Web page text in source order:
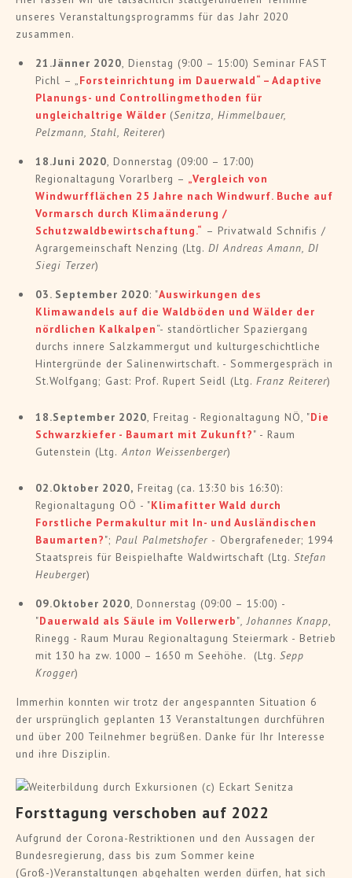
unseres Veranstaltungsprogramms für das Jahr 2020
zusammen.
21.Jänner 2020, Dienstag (9:00 – 15:00) Seminar FAST
Pichl – „Forsteinrichtung im Dauerwald“ – Adaptive
Planungs- und Controllingmethoden für
ungleichaltrige Wälder (Senitza, Himmelbauer,
Pelzmann, Stahl, Reiterer)
18.Juni 2020, Donnerstag (09:00 – 17:00)
Regionaltagung Vorarlberg – „Vergleich von
Windwurfflächen 25 Jahre nach Windwurf. Buche auf
Vormarsch durch Klimaänderung /
Schutzwaldbewirtschaftung.“ – Privatwald Schnifis /
Agrargemeinschaft Nenzing (Ltg. DI Andreas Amann, DI
Siegi Terzer)
03. September 2020: "Auswirkungen des
Klimawandels auf die Waldböden und Wälder der
nördlichen Kalkalpen“- standörtlicher Spaziergang
durchs innere Salzkammergut und kulturgeschichtliche
Hintergründe der Salinenwirtschaft. - Sommergespräch in
St.Wolfgang; Gast: Prof. Rupert Seidl (Ltg. Franz Reiterer)
18.September 2020, Freitag - Regionaltagung NÖ, "Die
Schwarzkiefer - Baumart mit Zukunft?" - Raum
Gutenstein (Ltg. Anton Weissenberger)
02.Oktober 2020, Freitag (ca. 13:30 bis 16:30):
Regionaltagung OÖ - "Klimafitter Wald durch
Forstliche Permakultur mit In- und Ausländischen
Baumarten?"; Paul Palmetshofer - Obergrafeneder; 1994
Staatspreis für Beispielhafte Waldwirtschaft (Ltg. Stefan
Heuberger)
09.Oktober 2020, Donnerstag (09:00 – 15:00) -
"Dauerwald als Säule im Vollerwerb", Johannes Knapp,
Rinegg - Raum Murau Regionaltagung Steiermark - Betrieb
mit 130 ha zw. 1000 – 1650 m Seehöhe. (Ltg. Sepp
Krogger)
Immerhin konnten wir trotz der angespannten Situation 6
der ursprünglich geplanten 13 Veranstaltungen durchführen
und über 200 Teilnehmer begrüßen. Danke für Ihr Interesse
und ihre Disziplin.
Forsttagung verschoben auf 2022
Aufgrund der Corona-Restriktionen und den Aussagen der
Bundesregierung, dass bis zum Sommer keine
(Groß-)Veranstaltungen abgehalten werden dürfen, hat sich